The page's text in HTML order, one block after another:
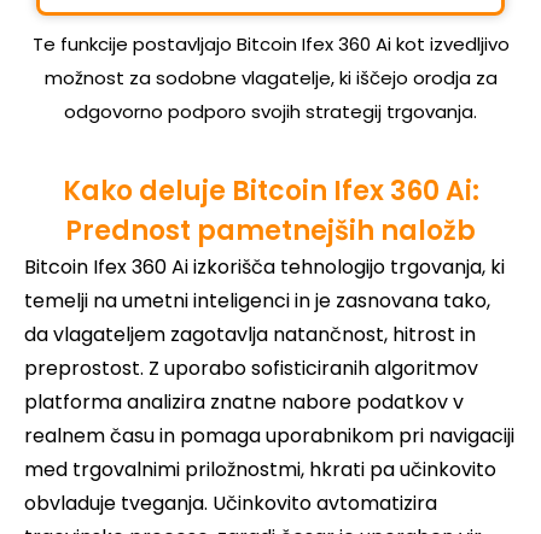
Te funkcije postavljajo Bitcoin Ifex 360 Ai kot izvedljivo
možnost za sodobne vlagatelje, ki iščejo orodja za
odgovorno podporo svojih strategij trgovanja.
Kako deluje Bitcoin Ifex 360 Ai:
Prednost pametnejših naložb
Bitcoin Ifex 360 Ai izkorišča tehnologijo trgovanja, ki
temelji na umetni inteligenci in je zasnovana tako,
da vlagateljem zagotavlja natančnost, hitrost in
preprostost. Z uporabo sofisticiranih algoritmov
platforma analizira znatne nabore podatkov v
realnem času in pomaga uporabnikom pri navigaciji
med trgovalnimi priložnostmi, hkrati pa učinkovito
obvladuje tveganja. Učinkovito avtomatizira